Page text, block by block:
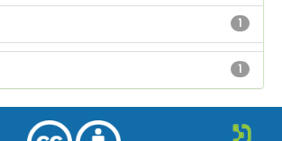
1
1